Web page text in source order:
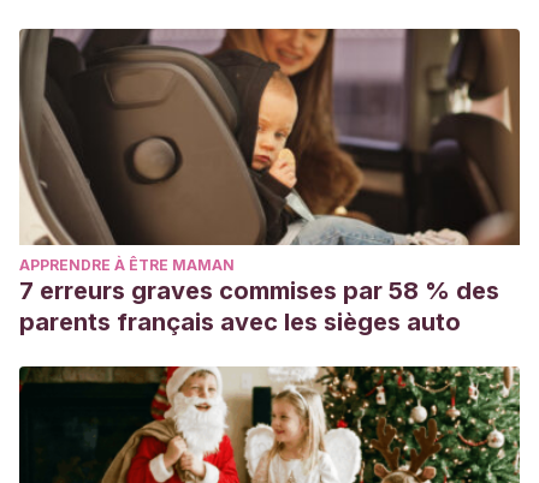
APPRENDRE À ÊTRE MAMAN
7 erreurs graves commises par 58 % des
parents français avec les sièges auto